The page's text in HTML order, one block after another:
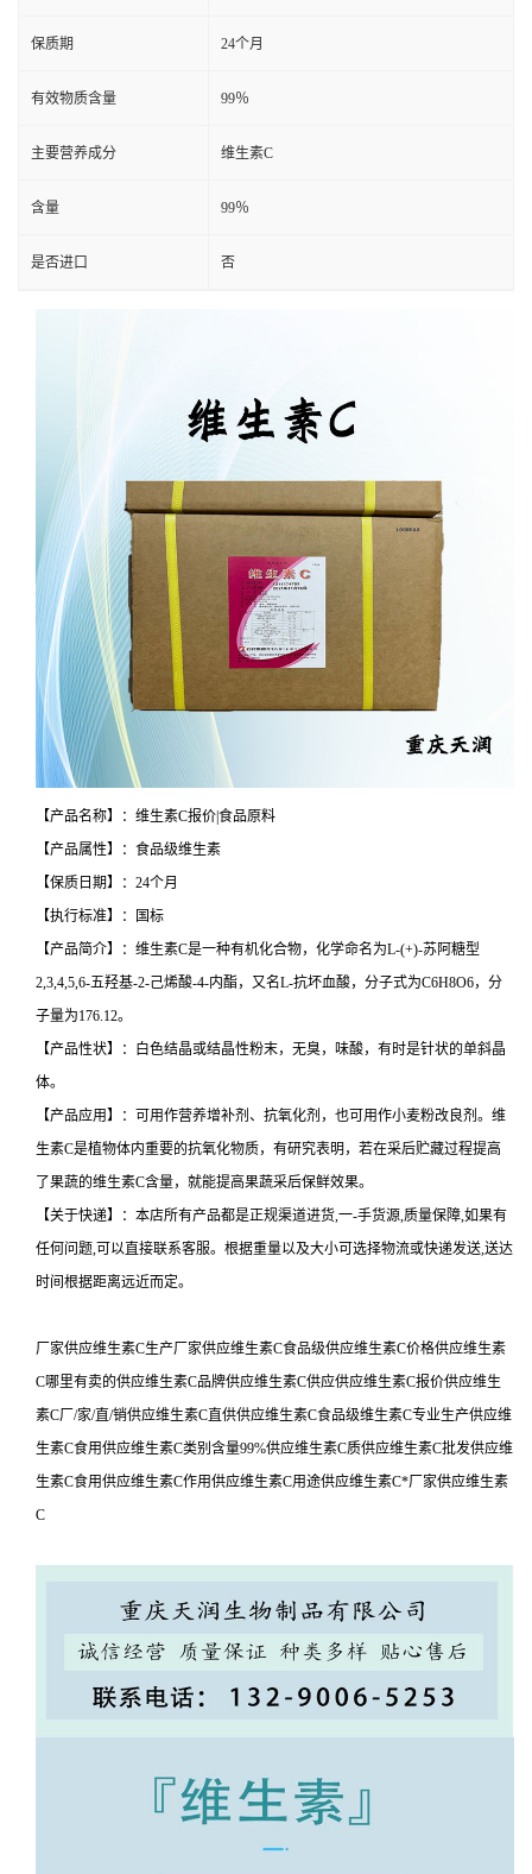
保质期 24个月
有效物质含量 99％
主要营养成分 维生素C
含量 99％
是否进口 否
【产品名称】：维生素C报价|食品原料
【产品属性】：食品级维生素
【保质日期】：24个月
【执行标准】：国标
【产品简介】：维生素C是一种有机化合物，化学命名为L-(+)-苏阿糖型
2,3,4,5,6-五羟基-2-己烯酸-4-内酯，又名L-抗坏血酸，分子式为C6H8O6，分
子量为176.12。
【产品性状】：白色结晶或结晶性粉末，无臭，味酸，有时是针状的单斜晶
体。
【产品应用】：可用作营养增补剂、抗氧化剂，也可用作小麦粉改良剂。维
生素C是植物体内重要的抗氧化物质，有研究表明，若在采后贮藏过程提高
了果蔬的维生素C含量，就能提高果蔬采后保鲜效果。
【关于快递】：本店所有产品都是正规渠道进货,一-手货源,质量保障,如果有
任何问题,可以直接联系客服。根据重量以及大小可选择物流或快递发送,送达
时间根据距离远近而定。
厂家供应维生素C生产厂家供应维生素C食品级供应维生素C价格供应维生素
C哪里有卖的供应维生素C品牌供应维生素C供应供应维生素C报价供应维生
素C厂/家/直/销供应维生素C直供供应维生素C食品级维生素C专业生产供应维
生素C食用供应维生素C类别含量99%供应维生素C质供应维生素C批发供应维
生素C食用供应维生素C作用供应维生素C用途供应维生素C*厂家供应维生素
C